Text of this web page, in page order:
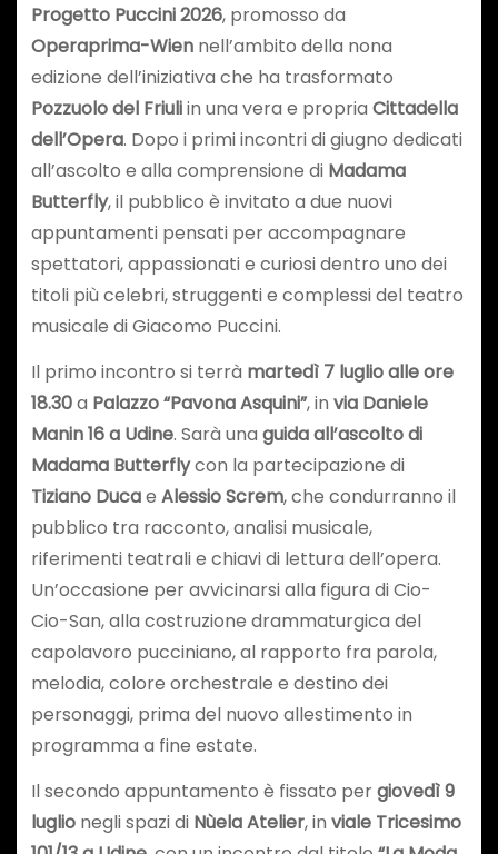
Progetto Puccini 2026, promosso da
Operaprima-Wiennell’ambito della nona
edizione dell’iniziativa che ha trasformato
Pozzuolo del Friuliin una vera e propria Cittadella
dell’Opera. Dopo i primi incontri di giugno dedicati
all’ascolto e alla comprensione di Madama
Butterfly, il pubblico è invitato a due nuovi
appuntamenti pensati per accompagnare
spettatori, appassionati e curiosi dentro uno dei
titoli più celebri, struggenti e complessi del teatro
musicale di Giacomo Puccini.
Il primo incontro si terrà martedì 7 luglio alle ore
18.30a Palazzo “Pavona Asquini”, in via Daniele
Manin 16 a Udine. Sarà una guida all’ascolto di
Madama Butterflycon la partecipazione di
Tiziano Ducae Alessio Screm, che condurranno il
pubblico tra racconto, analisi musicale,
riferimenti teatrali e chiavi di lettura dell’opera.
Un’occasione per avvicinarsi alla figura di Cio-
Cio-San, alla costruzione drammaturgica del
capolavoro pucciniano, al rapporto fra parola,
melodia, colore orchestrale e destino dei
personaggi, prima del nuovo allestimento in
programma a fine estate.
Il secondo appuntamento è fissato pergiovedì 9
luglionegli spazi di Nùela Atelier, in viale Tricesimo